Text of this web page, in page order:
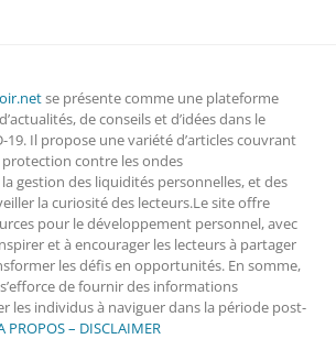
se présente comme une plateforme
de conseils et d’idées dans le
19. Il propose une variété d’articles couvrant
contre les ondes
gestion des liquidités personnelles, et des
la curiosité des lecteurs.Le site offre
pour le développement personnel, avec
et à encourager les lecteurs à partager
les défis en opportunités. En somme,
de fournir des informations
les individus à naviguer dans la période post-
PROPOS – DISCLAIMER